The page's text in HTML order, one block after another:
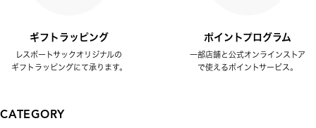
ギフトラッピング
レスポートサックオリジナルの
ギフトラッピングにて承ります。
ポイントプログラム
一部店舗と公式オンラインストア
で使えるポイントサービス。
CATEGORY